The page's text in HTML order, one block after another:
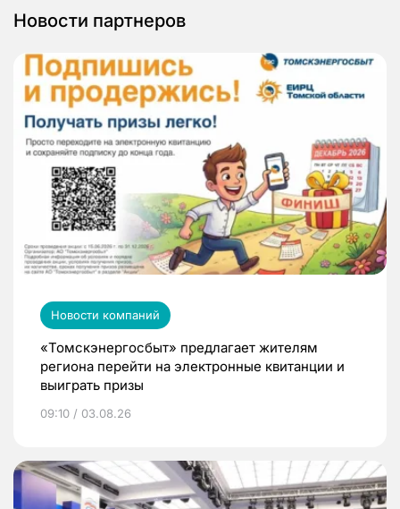
Новости партнеров
Новости компаний
«Томскэнергосбыт» предлагает жителям
региона перейти на электронные квитанции и
выиграть призы
09:10 / 03.08.26